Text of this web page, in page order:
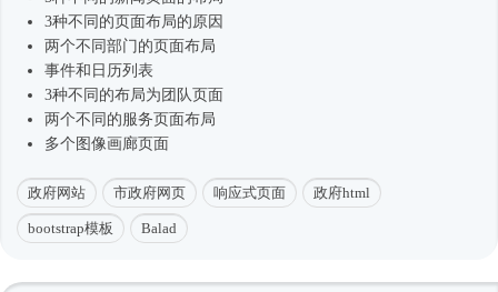
3种不同的页面布局的原因
两个不同部门的页面布局
事件和日历列表
3种不同的布局为团队页面
两个不同的服务页面布局
多个图像画廊页面
政府网站 市政府网页 响应式页面 政府html
bootstrap模板 Balad